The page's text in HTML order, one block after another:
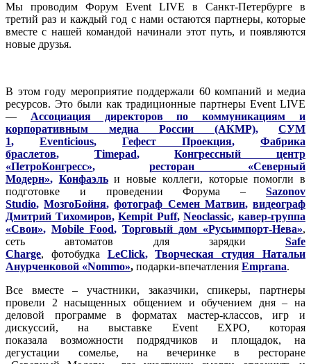
Мы проводим Форум Event LIVE в Санкт-Петербурге в
третий раз и каждый год с нами остаются партнеры, которые
вместе с нашей командой начинали этот путь, и появляются
новые друзья.
В этом году мероприятие поддержали 60 компаний и медиа
ресурсов. Это были как традиционные партнеры Event LIVE
— Ассоциация директоров по коммуникациям и
корпоративным медиа России (АКМР), СУМ
1, Eventicious, Гефест Проекция, Фабрика
браслетов, Timepad,Конгрессный центр
«ПетроКонгресс», ресторан «Северный
Модерн», Конфаэль и новые коллеги, которые помогли в
подготовке и проведении Форума – Sazonov
Studio,МозгоБойня,фотограф Семен Матвин,видеограф
Дмитрий Тихомиров,Kempit Puff,Neoclassic,кавер-группа
«Свои», Mobile Food, Торговый дом «Русьимпорт-Нева»,
сеть автоматов для зарядки Safe
Charge, фотобудка LeClick,Творческая студия Натальи
Анурченковой «Nommo», подарки-впечатления Emprana.
Все вместе – участники, заказчики, спикеры, партнеры
провели 2 насыщенных общением и обучением дня – на
деловой программе в форматах мастер-классов, игр и
дискуссий, на выставке Event EXPO, которая
показала возможности подрядчиков и площадок, на
дегустации сомелье, на вечеринке в ресторане